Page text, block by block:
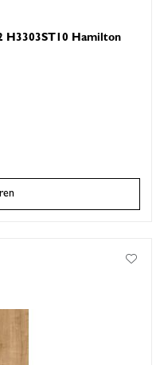
H3303ST10 Hamilton